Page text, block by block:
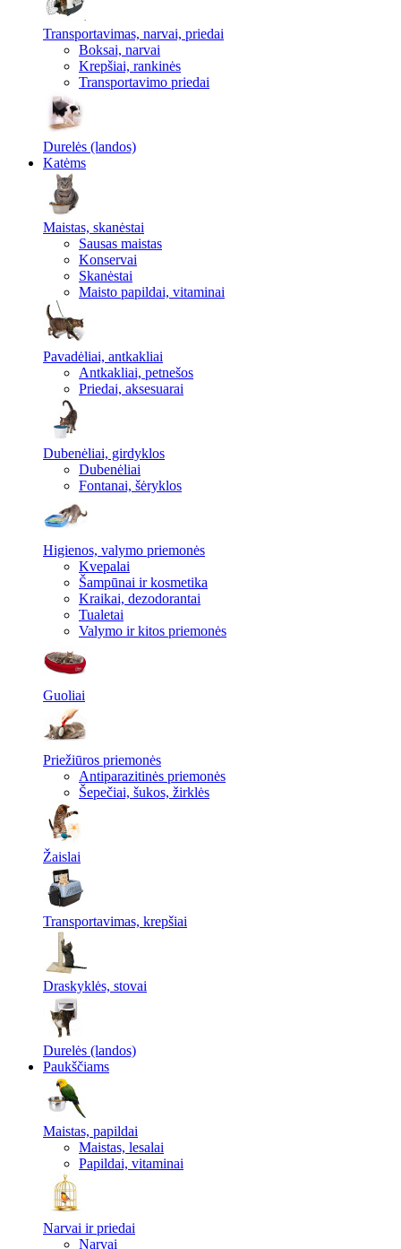
Transportavimas, narvai, priedai
Boksai, narvai
Krepšiai, rankinės
Transportavimo priedai
Durelės (landos)
Katėms
Maistas, skanėstai
Sausas maistas
Konservai
Skanėstai
Maisto papildai, vitaminai
Pavadėliai, antkakliai
Antkakliai, petnešos
Priedai, aksesuarai
Dubenėliai, girdyklos
Dubenėliai
Fontanai, šėryklos
Higienos, valymo priemonės
Kvepalai
Šampūnai ir kosmetika
Kraikai, dezodorantai
Tualetai
Valymo ir kitos priemonės
Guoliai
Priežiūros priemonės
Antiparazitinės priemonės
Šepečiai, šukos, žirklės
Žaislai
Transportavimas, krepšiai
Draskyklės, stovai
Durelės (landos)
Paukščiams
Maistas, papildai
Maistas, lesalai
Papildai, vitaminai
Narvai ir priedai
Narvai